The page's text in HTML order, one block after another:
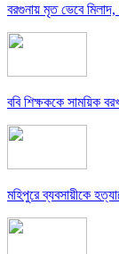
বরগুনায় মৃত ভেবে
ববি শিক্ষককে সাময়িক
মহিপুরে ব্যবসায়ীকে